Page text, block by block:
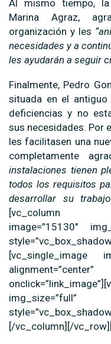
Al mismo tiempo,
Marina Agraz,
organización y les
necesidades y a
les ayudarán a seguir
Finalmente, Pedro
situada en el
deficiencias y no
sus necesidades. Por
les facilitasen una
completamente
instalaciones tienen
todos los requisitos
desarrollar su
[vc_column
image=”15130″
[vc_single_image
[/vc_column][/